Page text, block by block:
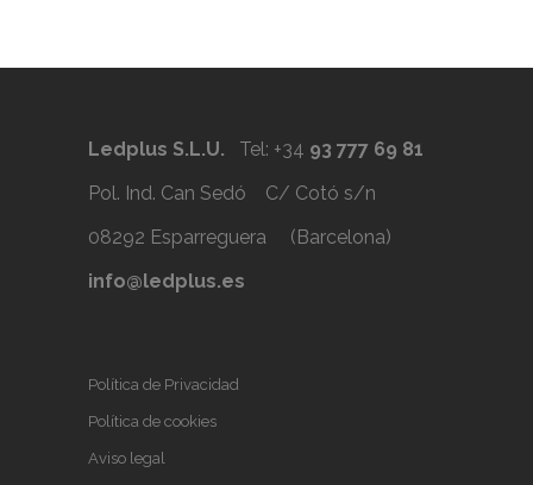
Ledplus S.L.U. Tel: +34 93 777 69 81
Pol. Ind. Can Sedó C/ Cotó s/n
08292 Esparreguera (Barcelona)
info@ledplus.es
Política de Privacidad
Política de cookies
Aviso legal